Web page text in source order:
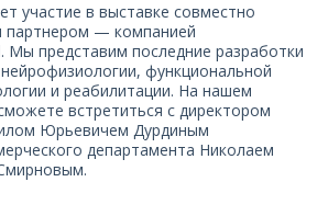
участие в выставке совместно
партнером — компанией
Мы представим последние разработки
функциональной
и реабилитации. На нашем
встретиться с директором
Юрьевичем Дурдиным
департамента Николаем